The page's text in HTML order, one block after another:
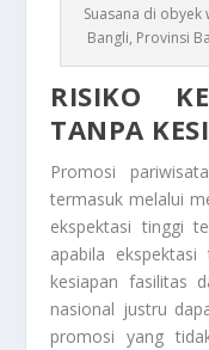
Suasana di obyek
Bangli, Provinsi
RISIKO
TANPA
Promosi
termasuk melalui
ekspektasi tinggi
apabila
kesiapan fasilitas
nasional justru
promosi yang